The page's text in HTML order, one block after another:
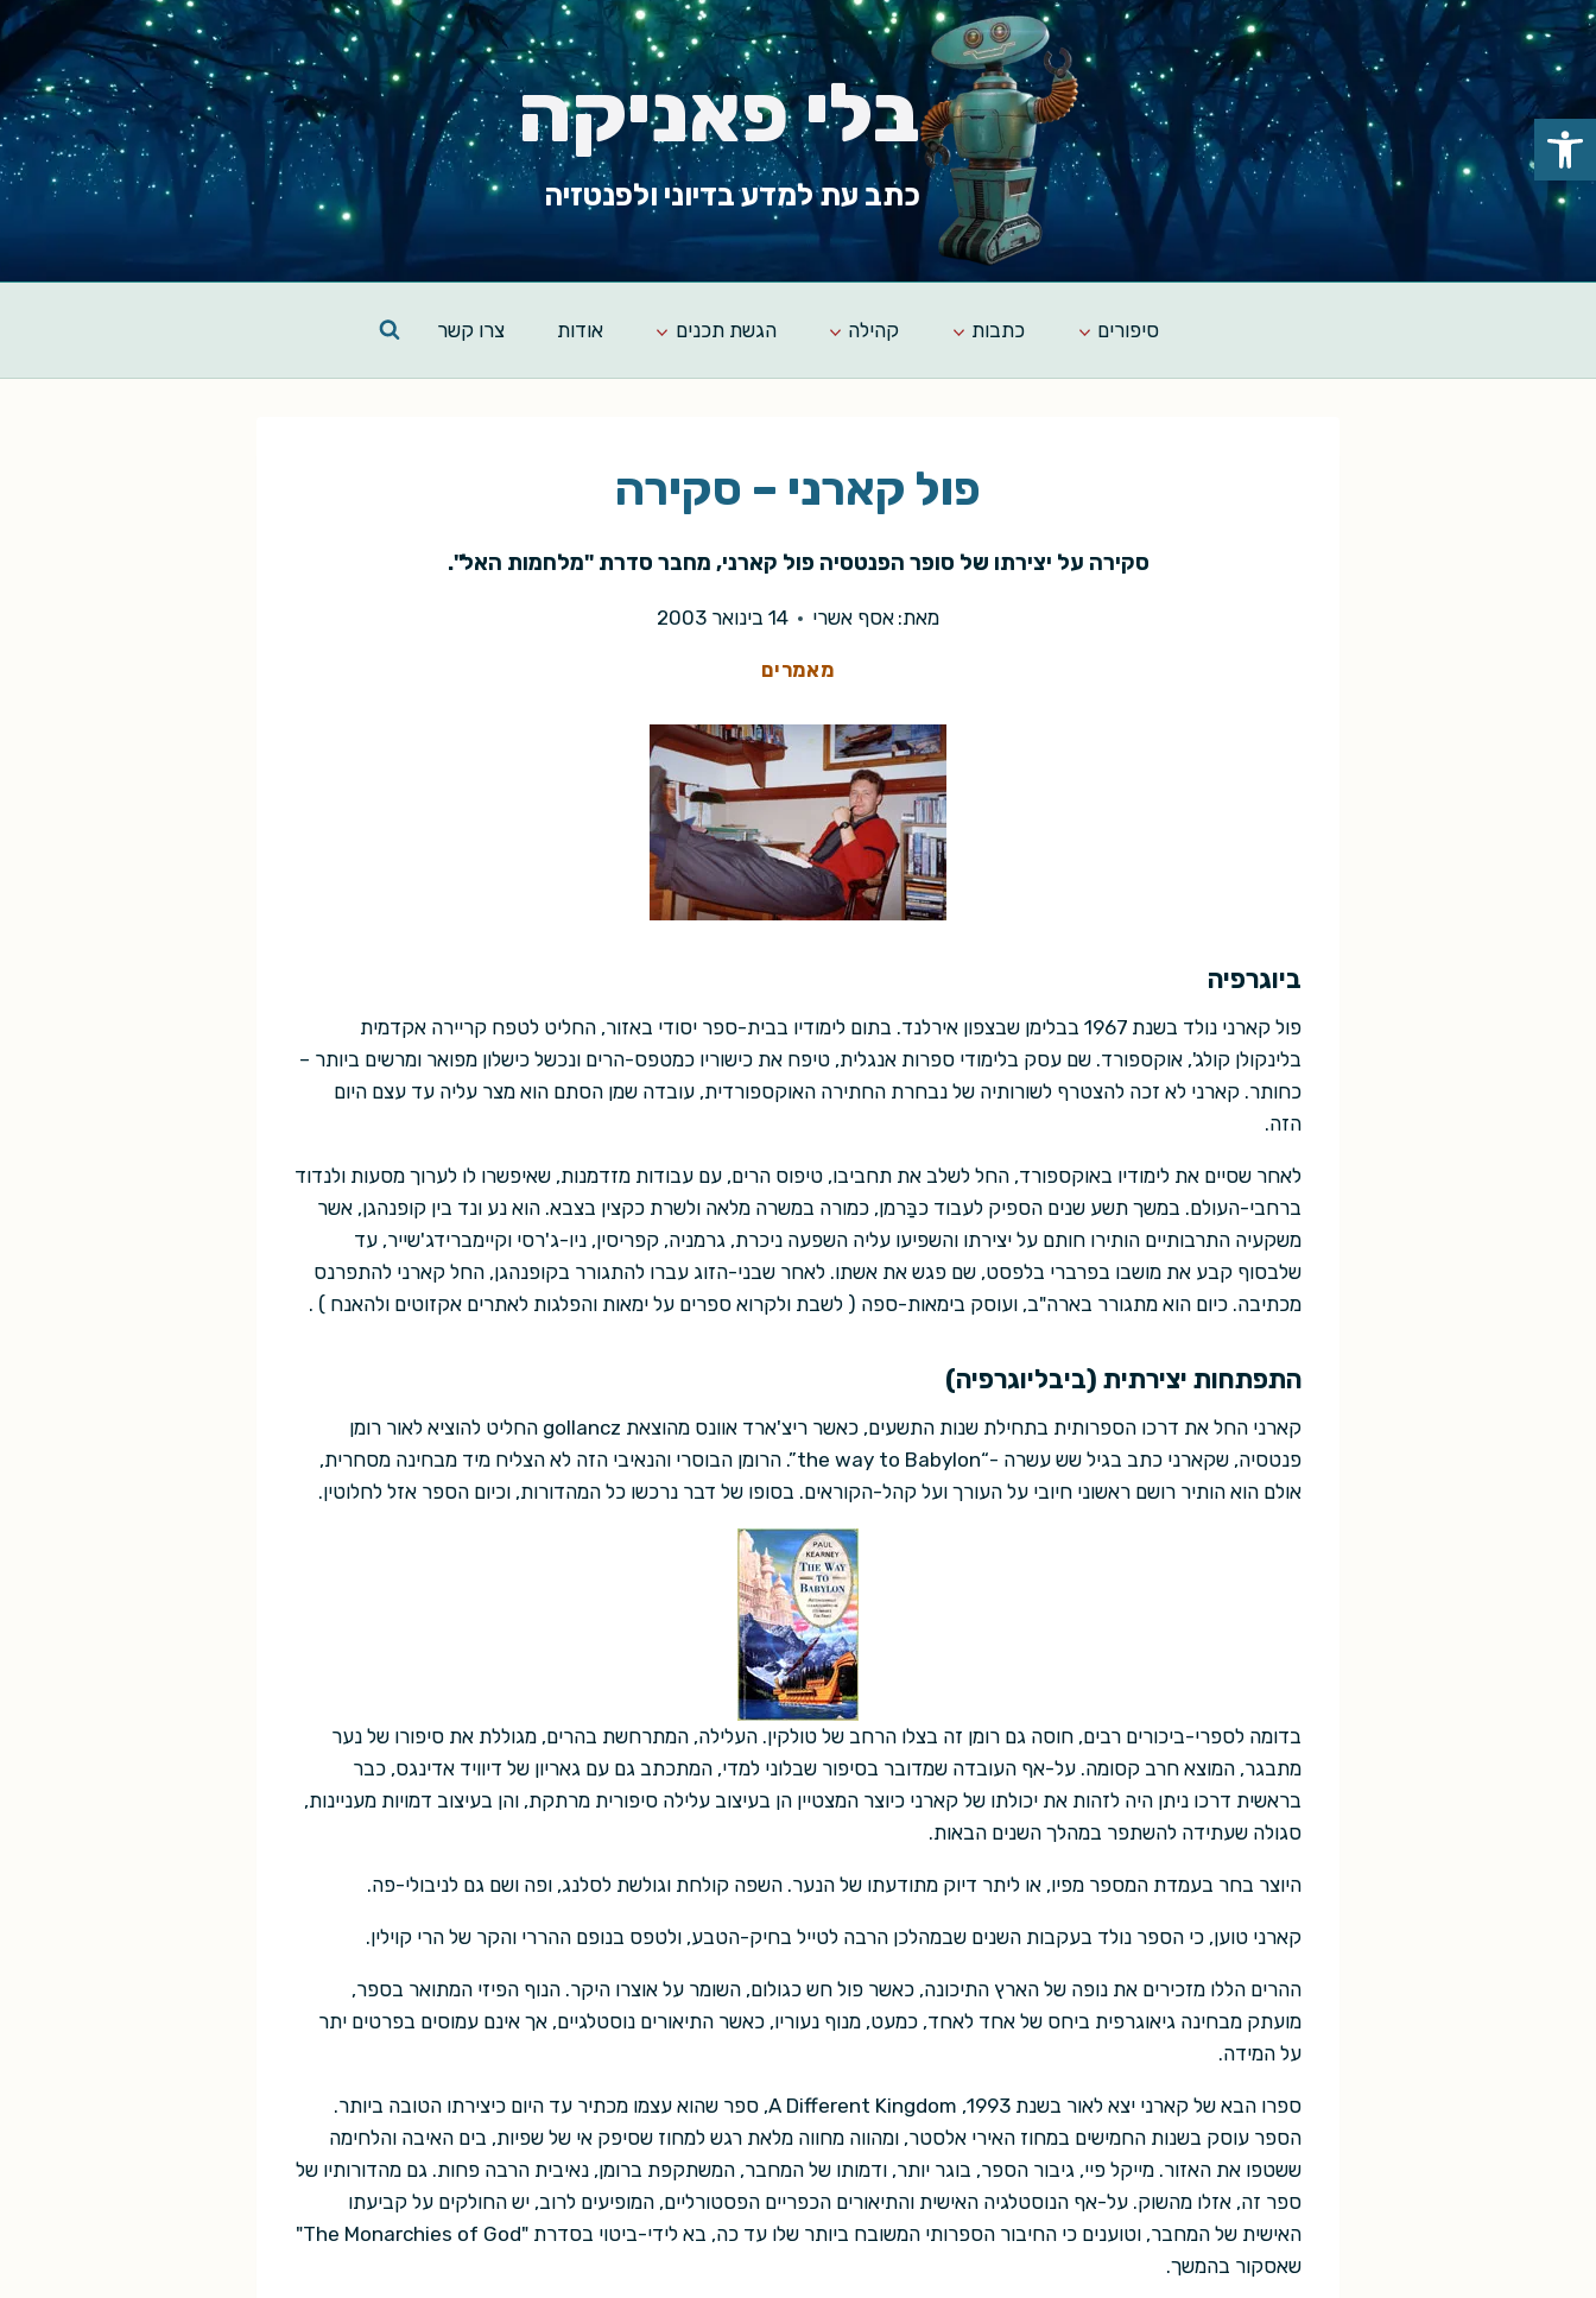
Skip
content
בלי פאניקה
כתב עת למדע בדיוני ולפנטזיה
סיפורים כתבות קהילה הגשת תכנים אודות צרו קשר
פול קארני – סקירה
סקירה על יצירתו של סופר הפנטסיה פול קארני, מחבר סדרת "מלחמות האל".
מאת: אסף אשרי 14 בינואר 2003
מאמרים
ביוגרפיה
פול קארני נולד בשנת 1967 בבלימן שבצפון אירלנד. בתום לימודיו בבית-ספר יסודי באזור, החליט לטפח קריירה אקדמית
בלינקולן קולג', אוקספורד. שם עסק בלימודי ספרות אנגלית, טיפח את כישוריו כמטפס-הרים ונכשל כישלון מפואר ומרשים ביותר –
כחותר. קארני לא זכה להצטרף לשורותיה של נבחרת החתירה האוקספורדית, עובדה שמן הסתם הוא מצר עליה עד עצם היום
הזה.
לאחר שסיים את לימודיו באוקספורד, החל לשלב את תחביבו, טיפוס הרים, עם עבודות מזדמנות, שאיפשרו לו לערוך מסעות ולנדוד
ברחבי-העולם. במשך תשע שנים הספיק לעבוד כבַּרמן, כמורה במשרה מלאה ולשרת כקצין בצבא. הוא נע ונד בין קופנהגן, אשר
משקעיה התרבותיים הותירו חותם על יצירתו והשפיעו עליה השפעה ניכרת, גרמניה, קפריסין, ניו-ג'רסי וקיימברידג'שייר, עד
שלבסוף קבע את מושבו בפרברי בלפסט, שם פגש את אשתו. לאחר שבני-הזוג עברו להתגורר בקופנהגן, החל קארני להתפרנס
מכתיבה. כיום הוא מתגורר בארה"ב, ועוסק בימאות-ספה ( לשבת ולקרוא ספרים על ימאות והפלגות לאתרים אקזוטים ולהאנח ) .
התפתחות יצירתית (ביבליוגרפיה)
קארני החל את דרכו הספרותית בתחילת שנות התשעים, כאשר ריצ'ארד אוונס מהוצאת gollancz החליט להוציא לאור רומן
פנטסיה, שקארני כתב בגיל שש עשרה -“the way to Babylon”. הרומן הבוסרי והנאיבי הזה לא הצליח מיד מבחינה מסחרית,
אולם הוא הותיר רושם ראשוני חיובי על העורך ועל קהל-הקוראים. בסופו של דבר נרכשו כל המהדורות, וכיום הספר אזל לחלוטין.
בדומה לספרי-ביכורים רבים, חוסה גם רומן זה בצלו הרחב של טולקין. העלילה, המתרחשת בהרים, מגוללת את סיפורו של נער
מתבגר, המוצא חרב קסומה. על-אף העובדה שמדובר בסיפור שבלוני למדי, המתכתב גם עם גאריון של דיוויד אדינגס, כבר
בראשית דרכו ניתן היה לזהות את יכולתו של קארני כיוצר המצטיין הן בעיצוב עלילה סיפורית מרתקת, והן בעיצוב דמויות מעניינות,
סגולה שעתידה להשתפר במהלך השנים הבאות.
היוצר בחר בעמדת המספר מפיו, או ליתר דיוק מתודעתו של הנער. השפה קולחת וגולשת לסלנג, ופה ושם גם לניבולי-פה.
קארני טוען, כי הספר נולד בעקבות השנים שבמהלכן הרבה לטייל בחיק-הטבע, ולטפס בנופם ההררי והקר של הרי קוילין.
ההרים הללו מזכירים את נופה של הארץ התיכונה, כאשר פול חש כגולום, השומר על אוצרו היקר. הנוף הפיזי המתואר בספר,
מועתק מבחינה גיאוגרפית ביחס של אחד לאחד, כמעט, מנוף נעוריו, כאשר התיאורים נוסטלגיים, אך אינם עמוסים בפרטים יתר
על המידה.
ספרו הבא של קארני יצא לאור בשנת 1993, A Different Kingdom, ספר שהוא עצמו מכתיר עד היום כיצירתו הטובה ביותר.
הספר עוסק בשנות החמישים במחוז האירי אלסטר, ומהווה מחווה מלאת רגש למחוז שסיפק אי של שפיות, בים האיבה והלחימה
ששטפו את האזור. מייקל פיי, גיבור הספר, בוגר יותר, ודמותו של המחבר, המשתקפת ברומן, נאיבית הרבה פחות. גם מהדורותיו של
ספר זה, אזלו מהשוק. על-אף הנוסטלגיה האישית והתיאורים הכפריים הפסטורליים, המופיעים לרוב, יש החולקים על קביעתו
האישית של המחבר, וטוענים כי החיבור הספרותי המשובח ביותר שלו עד כה, בא לידי-ביטוי בסדרת "The Monarchies of God"
שאסקור בהמשך.
פתח סרגל נגישות